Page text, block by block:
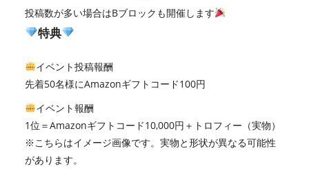
投稿数が多い場合はBブロックも開催します
特典
イベント投稿報酬
先着50名様にAmazonギフトコード100円
イベント報酬
1位＝Amazonギフトコード10,000円＋トロフィー（実物）
※こちらはイメージ画像です。実物と形状が異なる可能性
があります。